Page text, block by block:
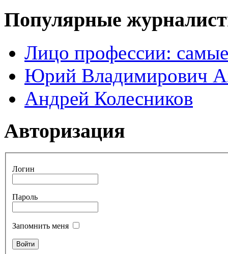
Популярные
Лицо профессии:
Юрий Владимирович
Андрей Колесников
Авторизация
Логин
Пароль
Запомнить меня